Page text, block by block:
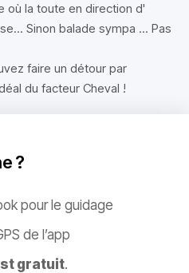
où la toute en direction d'
Sinon balade sympa ... Pas
faire un détour par
du facteur Cheval !
?
pour le guidage
de l’app
gratuit.